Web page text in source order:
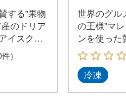
する”果物
のドリア
イスクリ
）
世界のグル
の王様”マ
ンを使った
ームをお届
冷凍